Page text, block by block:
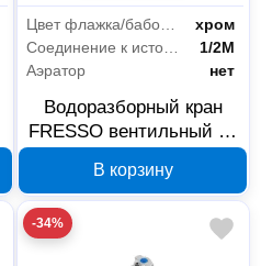
Цвет флажка/бабочки
хром
Соединение к источнику
1/2M
Аэратор
нет
Водоразборный кран
FRESSO вентильный со
554-037
В корзину
-34%